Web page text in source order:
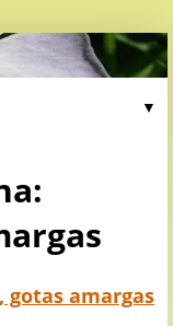
▼
amargas